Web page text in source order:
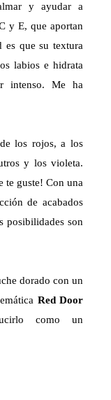
y ayudar a
y E, que aportan
es que su textura
labios e hidrata
intenso. Me ha
los rojos, a los
y los violeta.
te guste! Con una
de acabados
posibilidades son
dorado con un
Red Door
como un